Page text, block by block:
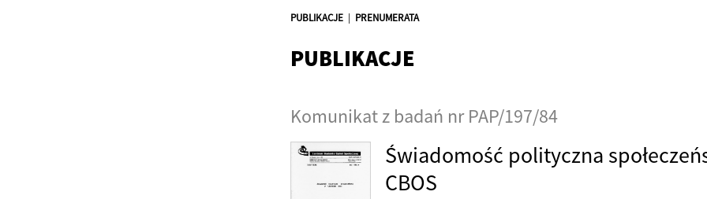
PUBLIKACJE | PRENUMERATA
PUBLIKACJE
Komunikat z badań nr PAP/197/84
Świadomość polityczna
CBOS